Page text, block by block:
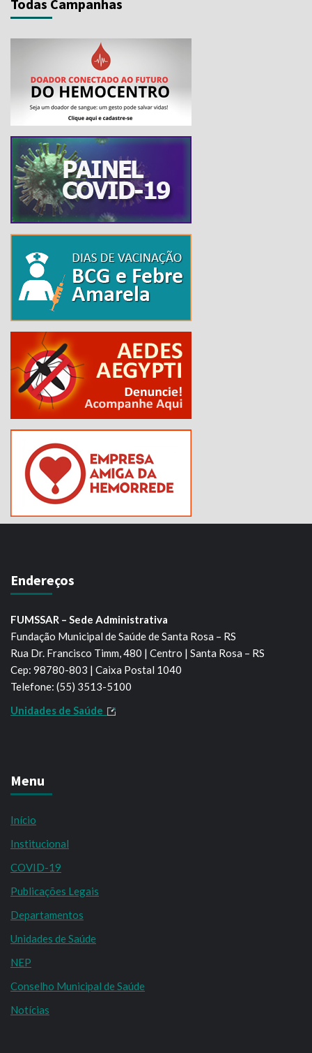
Todas Campanhas
Endereços
FUMSSAR – Sede Administrativa
Fundação Municipal de Saúde de Santa Rosa – RS
Rua Dr. Francisco Timm, 480 | Centro | Santa Rosa – RS
Cep: 98780-803 | Caixa Postal 1040
Telefone: (55) 3513-5100
Unidades de Saúde
Menu
Início
Institucional
COVID-19
Publicações Legais
Departamentos
Unidades de Saúde
NEP
Conselho Municipal de Saúde
Notícias